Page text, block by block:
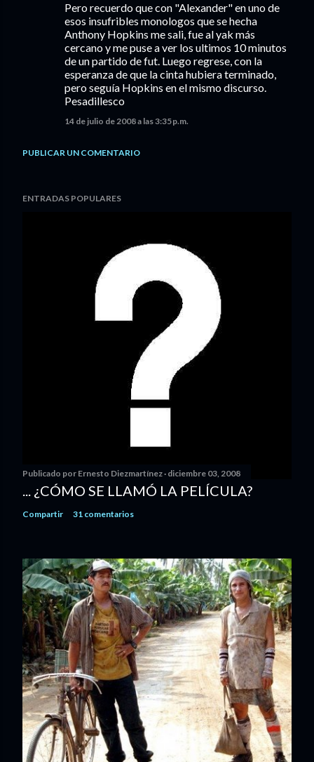
Pero recuerdo que con "Alexander" en uno de
esos insufribles monologos que se hecha
Anthony Hopkins me sali, fue al yak más
cercano y me puse a ver los ultimos 10 minutos
de un partido de fut. Luego regrese, con la
esperanza de que la cinta hubiera terminado,
pero seguía Hopkins en el mismo discurso.
Pesadillesco
14 de julio de 2008 a las 3:35 p.m.
PUBLICAR UN COMENTARIO
ENTRADAS POPULARES
Publicado por Ernesto Diezmartínez diciembre 03, 2008
... ¿CÓMO SE LLAMÓ LA PELÍCULA?
Compartir 31 comentarios